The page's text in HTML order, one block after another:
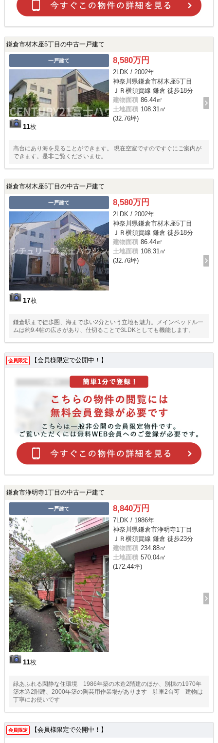
鎌倉市材木座5丁目の中古一戸建て
一戸建て
11枚
8,580万円
2LDK / 2002年
神奈川県鎌倉市材木座5丁目
ＪＲ横須賀線 鎌倉 徒歩18分
建物面積 86.44㎡
土地面積 108.31㎡
(32.76坪)
高台にあり海を見ることができます。 現在空室ですのですぐにご案内が
できます。是非ご覧くださいませ。
鎌倉市材木座5丁目の中古一戸建て
一戸建て
17枚
8,580万円
2LDK / 2002年
神奈川県鎌倉市材木座5丁目
ＪＲ横須賀線 鎌倉 徒歩18分
建物面積 86.44㎡
土地面積 108.31㎡
(32.76坪)
鎌倉駅まで徒歩圏、海まで歩い2分という立地も魅力。メインベッドルー
ムは約9.4帖の広さがあり、仕切ることで3LDKとしても機能します。
会員限定 【会員様限定で公開中！】
鎌倉市浄明寺1丁目の中古一戸建て
一戸建て
11枚
8,840万円
7LDK / 1986年
神奈川県鎌倉市浄明寺1丁目
ＪＲ横須賀線 鎌倉 徒歩23分
建物面積 234.88㎡
土地面積 570.04㎡
(172.44坪)
緑あふれる閑静な住環境 1986年築の木造2階建のほか、別棟の1970年
築木造2階建、2000年築の陶芸用作業場があります 駐車2台可 建物は
丁寧にお使いです
会員限定 【会員様限定で公開中！】